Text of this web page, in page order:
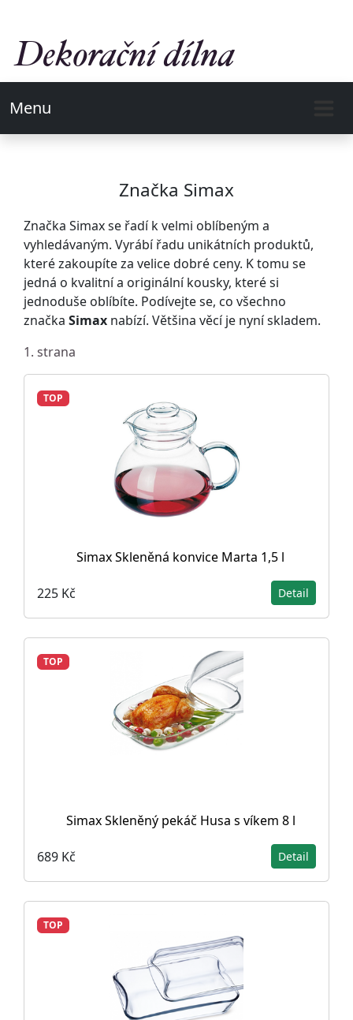
Menu
Značka Simax
Značka Simax se řadí k velmi oblíbeným a
vyhledávaným. Vyrábí řadu unikátních produktů,
které zakoupíte za velice dobré ceny. K tomu se
jedná o kvalitní a originální kousky, které si
jednoduše oblíbíte. Podívejte se, co všechno
značka Simax nabízí. Většina věcí je nyní skladem.
1. strana
TOP
Simax Skleněná konvice Marta 1,5 l
225 Kč Detail
TOP
Simax Skleněný pekáč Husa s víkem 8 l
689 Kč Detail
TOP